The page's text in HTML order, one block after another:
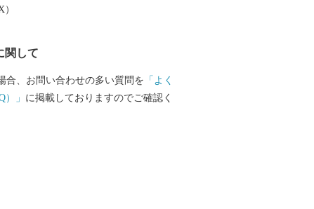
鼓や世界遺産登録を目指す伊勢堂岱遺
ツ「北あきたバター餅」などがあり、
など、様々な楽しみ方ができるまちで
関して
合、お問い合わせの多い質問を 「よく
」 に掲載しておりますのでご確認く